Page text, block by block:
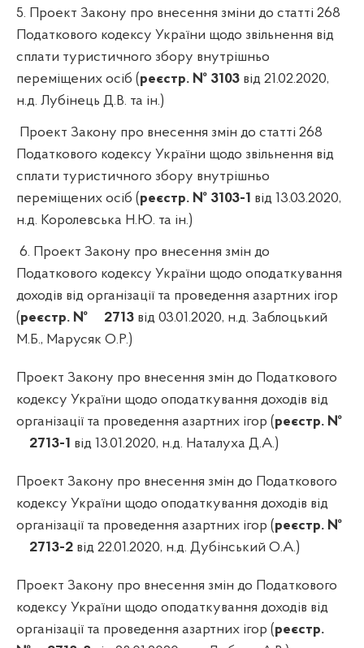
5. Проект Закону про внесення зміни до статті 268
Податкового кодексу України щодо звільнення від
сплати туристичного збору внутрішньо
переміщених осіб (реєстр. № 3103 від 21.02.2020,
н.д. Лубінець Д.В. та ін.)
Проект Закону про внесення змін до статті 268
Податкового кодексу України щодо звільнення від
сплати туристичного збору внутрішньо
переміщених осіб (реєстр. № 3103-1 від 13.03.2020,
н.д. Королевська Н.Ю. та ін.)
6. Проект Закону про внесення змін до
Податкового кодексу України щодо оподаткування
доходів від організації та проведення азартних ігор
(реєстр. № 2713 від 03.01.2020, н.д. Заблоцький
М.Б., Марусяк О.Р.)
Проект Закону про внесення змін до Податкового
кодексу України щодо оподаткування доходів від
організації та проведення азартних ігор (реєстр. №
2713-1 від 13.01.2020, н.д. Наталуха Д.А.)
Проект Закону про внесення змін до Податкового
кодексу України щодо оподаткування доходів від
організації та проведення азартних ігор (реєстр. №
2713-2 від 22.01.2020, н.д. Дубінський О.А.)
Проект Закону про внесення змін до Податкового
кодексу України щодо оподаткування доходів від
організації та проведення азартних ігор (реєстр.